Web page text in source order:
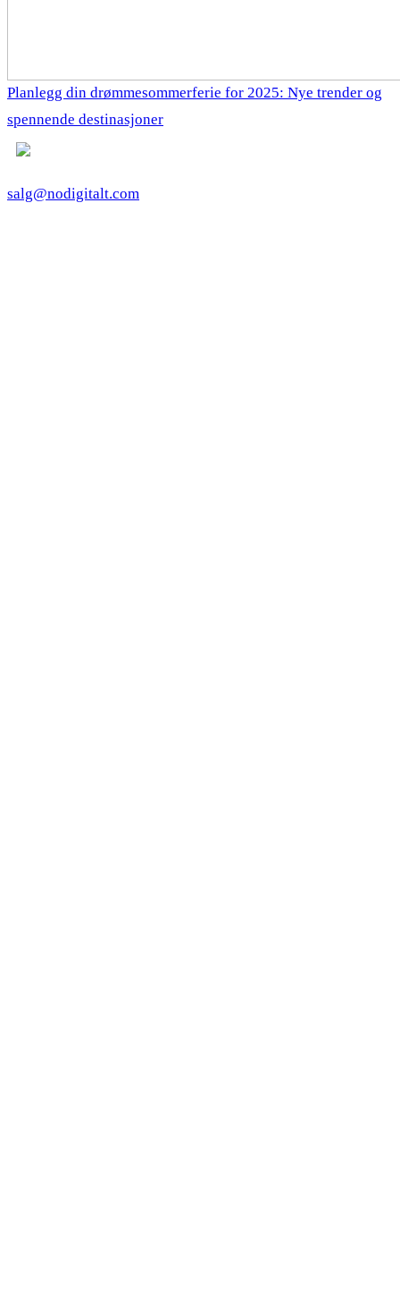
Planlegg din drømmesommerferie for 2025: Nye trender og
spennende destinasjoner
salg@nodigitalt.com